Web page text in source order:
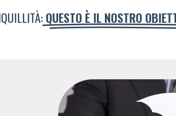
QUESTO È IL NOSTRO